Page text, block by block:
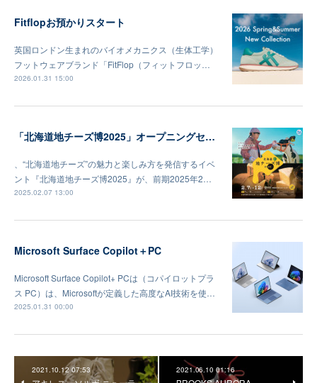
Fitflopお預かりスタート
英国ロンドン生まれのバイオメカニクス（生体工学）
フットウェアブランド「FitFlop（フィットフロッ…
2026.01.31 15:00
「北海道地チーズ博2025」オープニングセレモニー及びメディア向け内覧会
、“北海道地チーズ”の魅力と楽しみ方を発信するイベ
ント『北海道地チーズ博2025』が、前期2025年2…
2025.02.07 13:00
Microsoft Surface Copilot＋PC
Microsoft Surface Copilot+ PCは（コパイロットプラ
ス PC）は、Microsoftが定義した高度なAI技術を使…
2025.01.31 00:00
2021.10.12 07:53 2021.06.10 01:16